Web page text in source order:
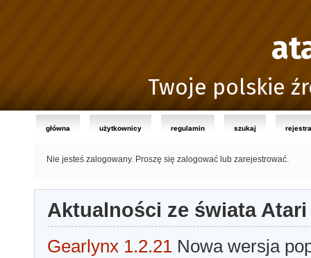
Twoje polskie
główna użytkownicy regulamin szukaj
Nie jesteś zalogowany. Proszę się zalogować lub zarejestrować.
Aktualności ze świata Atari
Gearlynx 1.2.21 Nowa wersja